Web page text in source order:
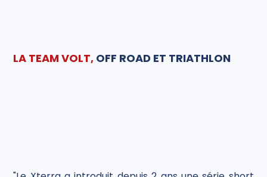
LA TEAM VOLT, OFF ROAD ET TRIATHLON